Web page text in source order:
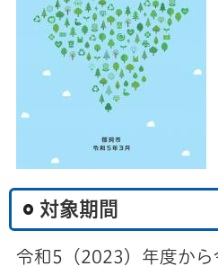
対象期間
令和5（2023）年度か